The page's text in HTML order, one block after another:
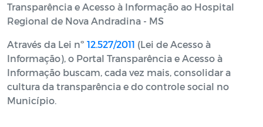
Transparência e Acesso à Informação ao Hospital
Regional de Nova Andradina - MS
Através da Lei nº 12.527/2011 (Lei de Acesso à
Informação), o Portal Transparência e Acesso à
Informação buscam, cada vez mais, consolidar a
cultura da transparência e do controle social no
Município.